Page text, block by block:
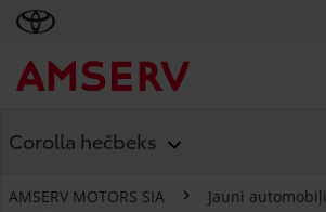
Corolla hečbeks
AMSERV MOTORS SIA
Jauni automobiļi